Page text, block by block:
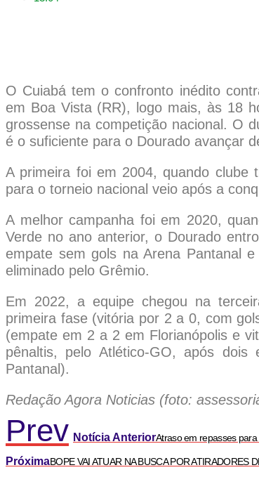
O Cuiabá tem o confronto inédito
em Boa Vista (RR), logo mais, às 18
grossense na competição nacional. O
é o suficiente para o Dourado avançar
A primeira foi em 2004, quando clube
para o torneio nacional veio após a
A melhor campanha foi em 2020,
Verde no ano anterior, o Dourado
empate sem gols na Arena Pantanal
eliminado pelo Grêmio.
Em 2022, a equipe chegou na
primeira fase (vitória por 2 a 0, com
(empate em 2 a 2 em Florianópolis e
pênaltis, pelo Atlético-GO, após
Pantanal).
Redação Agora Noticias (foto:
Prev Notícia AnteriorAtraso em repasses
PróximaBOPE VAI ATUAR NA BUSCA POR ATIRADORES